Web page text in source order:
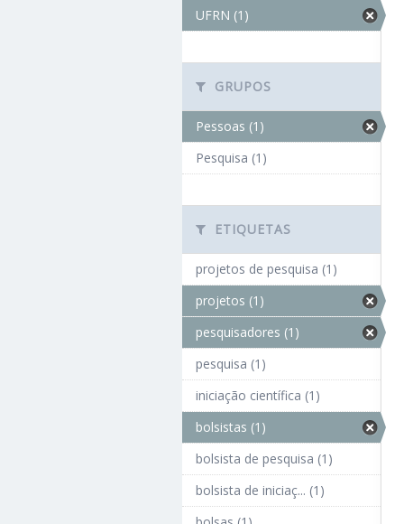
UFRN (1)
GRUPOS
Pessoas (1)
Pesquisa (1)
ETIQUETAS
projetos de pesquisa (1)
projetos (1)
pesquisadores (1)
pesquisa (1)
iniciação científica (1)
bolsistas (1)
bolsista de pesquisa (1)
bolsista de iniciaç... (1)